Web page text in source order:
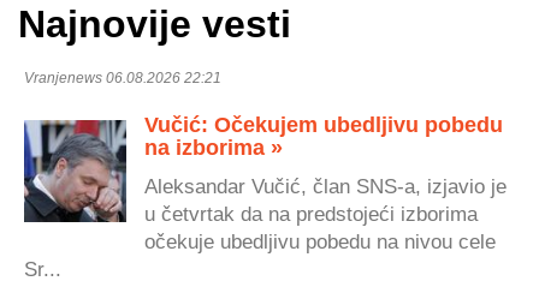
Najnovije vesti
Vranjenews 06.08.2026 22:21
Vučić: Očekujem ubedljivu pobedu
na izborima »
Aleksandar Vučić, član SNS-a, izjavio je
u četvrtak da na predstojeći izborima
očekuje ubedljivu pobedu na nivou cele
Sr...